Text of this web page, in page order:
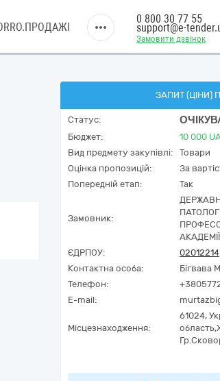
Замовити дзвінок
0 800 30 77 55
support@e-
ЗАПИТ (ЦІНИ)
Статус:
Бюджет: 10 000
Вид предмету закупівлі:
Товари
Оцінка пропозицій:
За
Попередній етап:
Так
Замовник:
ЄДРПОУ:
02012214
Контактна особа:
Бігвава
Телефон:
E-mail:
Місцезнаходження:
61024,
область,